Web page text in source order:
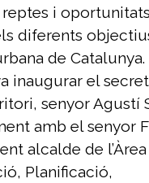
i
diferents
de
inaugurar el
senyor Agustí
amb el senyor
alcalde de
Planificació,